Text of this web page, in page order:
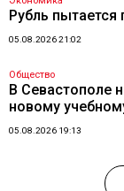
Рубль пытается
05.08.2026 21:02
Общество
В Севастополе
новому
05.08.2026 19:13